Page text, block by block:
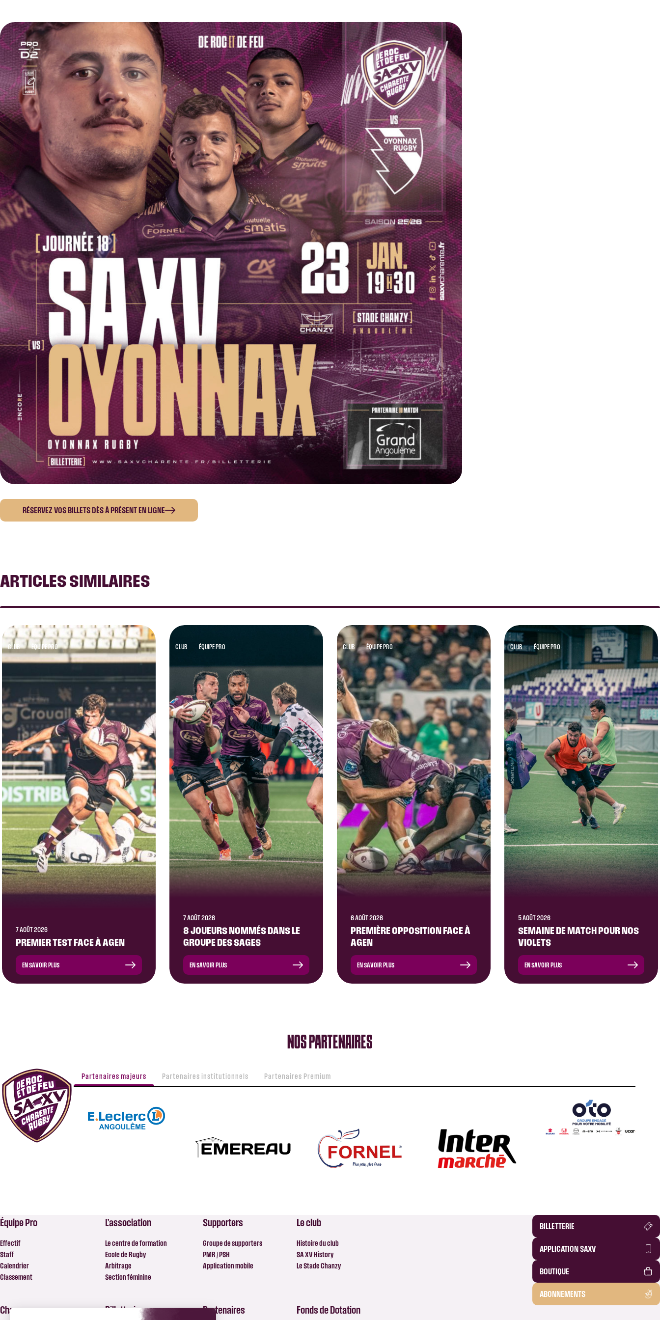
RÉSERVEZ VOS BILLETS DÈS À PRÉSENT EN LIGNE
ARTICLES SIMILAIRES
CLUB ÉQUIPE PRO
7 AOÛT 2026
PREMIER TEST FACE À AGEN
EN SAVOIR PLUS
CLUB ÉQUIPE PRO
7 AOÛT 2026
8 JOUEURS NOMMÉS DANS LE
GROUPE DES SAGES
EN SAVOIR PLUS
CLUB ÉQUIPE PRO
6 AOÛT 2026
PREMIÈRE OPPOSITION FACE À
AGEN
EN SAVOIR PLUS
CLUB ÉQUIPE PRO
5 AOÛT 2026
SEMAINE DE MATCH POUR NOS
VIOLETS
EN SAVOIR PLUS
NOS PARTENAIRES
Partenaires majeurs Partenaires institutionnels Partenaires Premium
Équipe Pro
Effectif
Staff
Calendrier
Classement
L’association
Le centre de formation
Ecole de Rugby
Arbitrage
Section féminine
Supporters
Groupe de supporters
PMR / PSH
Application mobile
Le club
Histoire du club
SA XV History
Le Stade Chanzy
Chanzy Billetterie Partenaires Fonds de Dotation
BILLETTERIE
APPLICATION SAXV
BOUTIQUE
ABONNEMENTS